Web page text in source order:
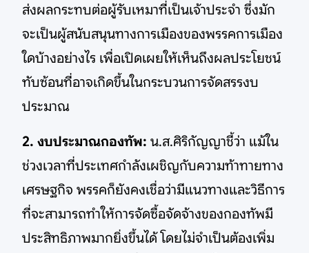
ส่งผลกระทบต่อผู้รับเหมาที่เป็นเจ้าประจำ ซึ่งมัก
จะเป็นผู้สนับสนุนทางการเมืองของพรรคการเมือง
ใดบ้างอย่างไร เพื่อเปิดเผยให้เห็นถึงผลประโยชน์
ทับซ้อนที่อาจเกิดขึ้นในกระบวนการจัดสรรงบ
ประมาณ
2. งบประมาณกองทัพ: น.ส.ศิริกัญญาชี้ว่า แม้ใน
ช่วงเวลาที่ประเทศกำลังเผชิญกับความท้าทายทาง
เศรษฐกิจ พรรคก็ยังคงเชื่อว่ามีแนวทางและวิธีการ
ที่จะสามารถทำให้การจัดซื้อจัดจ้างของกองทัพมี
ประสิทธิภาพมากยิ่งขึ้นได้ โดยไม่จำเป็นต้องเพิ่ม